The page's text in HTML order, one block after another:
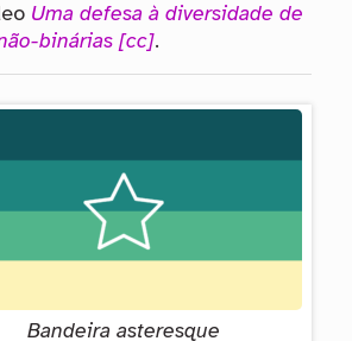
Uma defesa à diversidade de
binárias [cc].
Bandeira asteresque